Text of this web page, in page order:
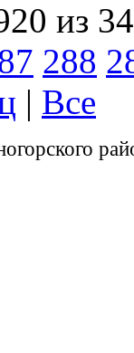
из
288
| Все